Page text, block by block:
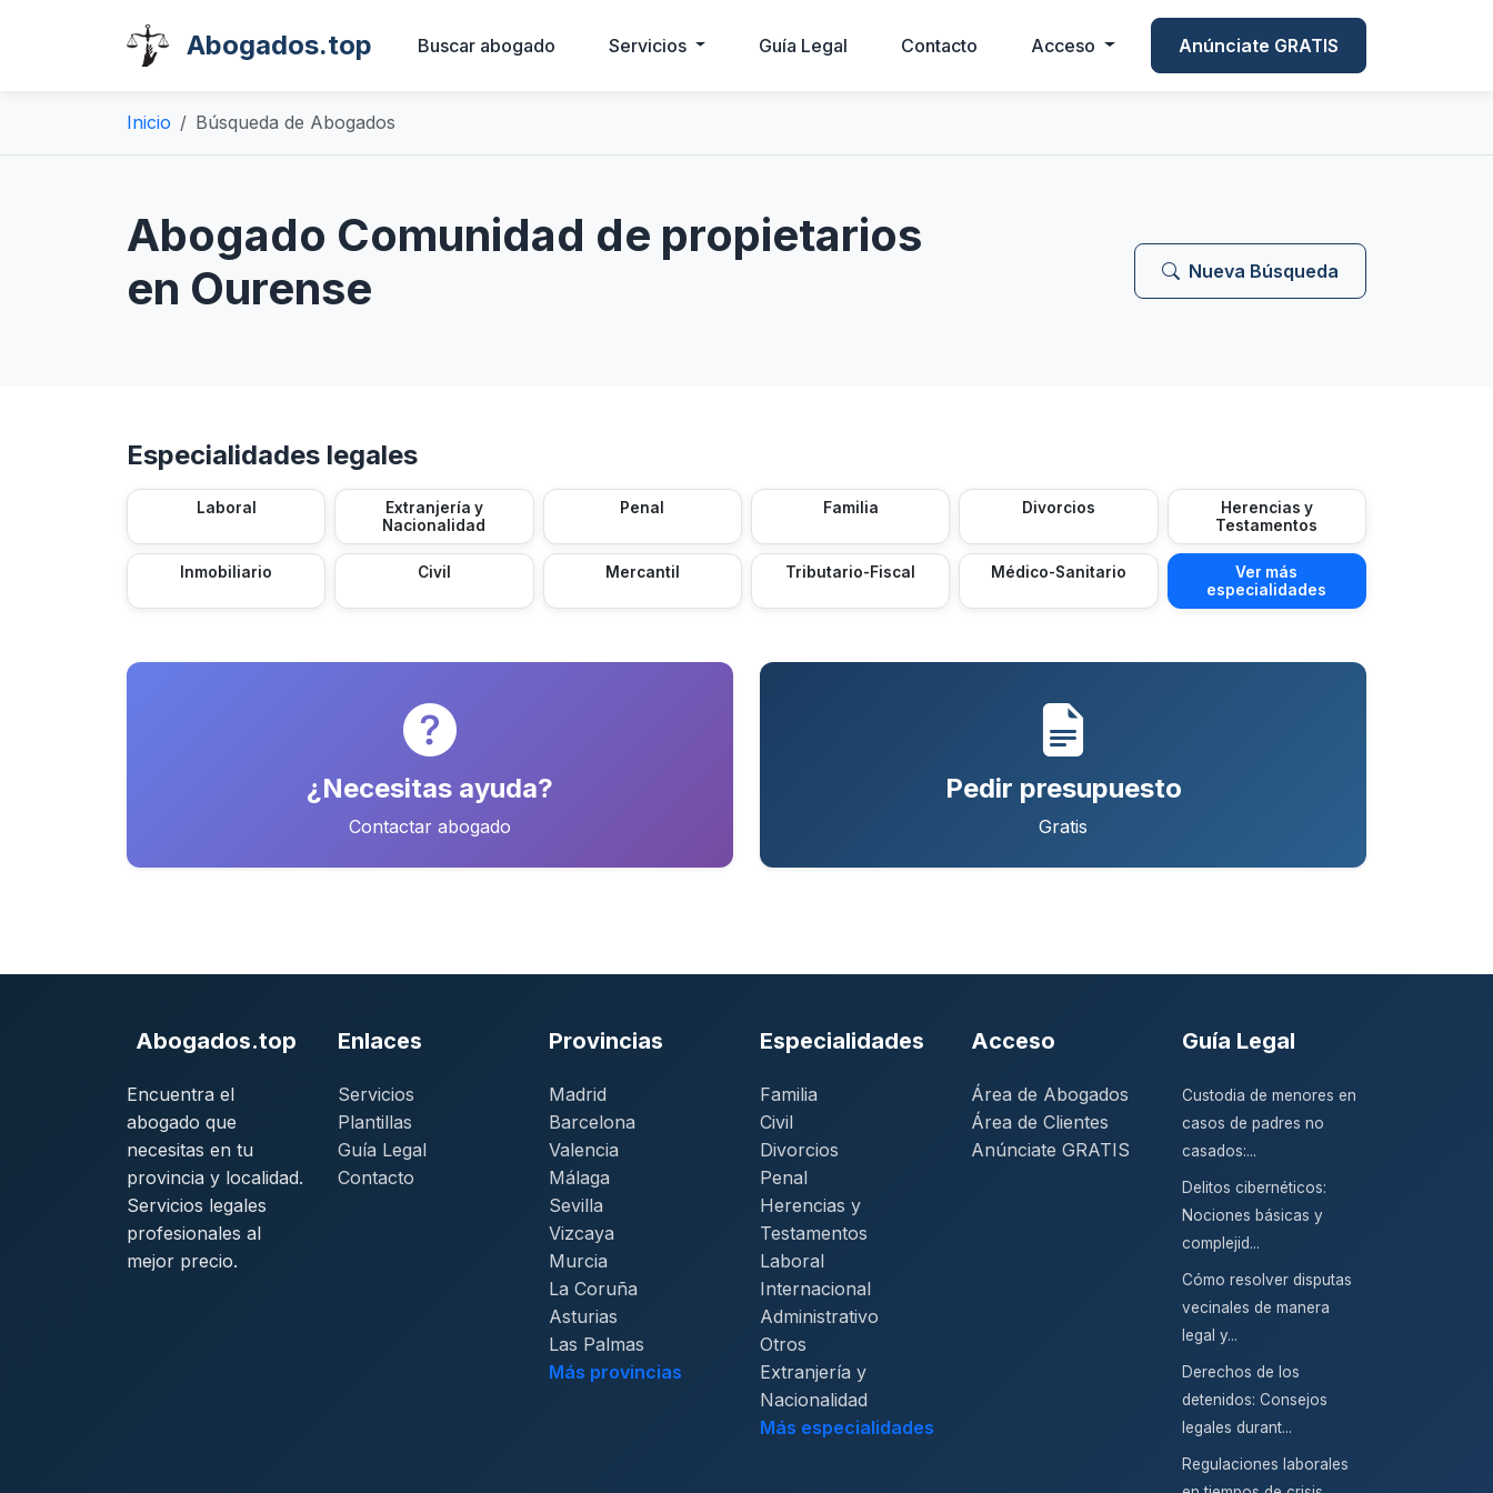
Abogados.top Buscar abogado Servicios Guía Legal Contacto Acceso Anúnciate GRATIS
Inicio Búsqueda de Abogados
Abogado Comunidad de propietarios
en Ourense
Nueva Búsqueda
Especialidades legales
Laboral
Extranjería y
Nacionalidad
Penal Familia Divorcios
Herencias y
Testamentos
Inmobiliario Civil Mercantil Tributario-Fiscal Médico-Sanitario
Ver más
especialidades
¿Necesitas ayuda?
Contactar abogado
Pedir presupuesto
Gratis
Abogados.top
Encuentra el
abogado que
necesitas en tu
provincia y localidad.
Servicios legales
profesionales al
mejor precio.
Enlaces
Servicios
Plantillas
Guía Legal
Contacto
Provincias
Madrid
Barcelona
Valencia
Málaga
Sevilla
Vizcaya
Murcia
La Coruña
Asturias
Las Palmas
Más provincias
Especialidades
Familia
Civil
Divorcios
Penal
Herencias y
Testamentos
Laboral
Internacional
Administrativo
Otros
Extranjería y
Nacionalidad
Más especialidades
Acceso
Área de Abogados
Área de Clientes
Anúnciate GRATIS
Guía Legal
Custodia de menores en
casos de padres no
casados:...
Delitos cibernéticos:
Nociones básicas y
complejid...
Cómo resolver disputas
vecinales de manera
legal y...
Derechos de los
detenidos: Consejos
legales durant...
Regulaciones laborales